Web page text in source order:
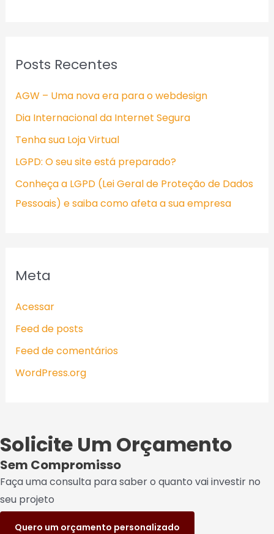
Posts Recentes
AGW – Uma nova era para o webdesign
Dia Internacional da Internet Segura
Tenha sua Loja Virtual
LGPD: O seu site está preparado?
Conheça a LGPD (Lei Geral de Proteção de Dados
Pessoais) e saiba como afeta a sua empresa
Meta
Acessar
Feed de posts
Feed de comentários
WordPress.org
Solicite Um Orçamento
Sem Compromisso
Faça uma consulta para saber o quanto vai investir no
seu projeto
Quero um orçamento personalizado